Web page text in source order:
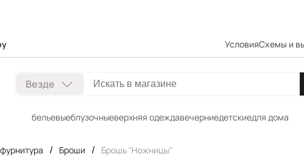
УсловияСхемы и
Везде
бельевыеблузочныеверхняя одеждавечерниедетскиедля дома
/ Броши / Брошь "Ножницы"